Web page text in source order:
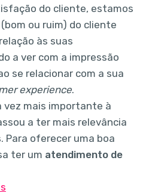
do cliente, estamos
ou ruim) do cliente
às suas
a ver com a impressão
se relacionar com a sua
experience.
vez mais importante à
a ter mais relevância
Para oferecer uma boa
ter um atendimento de